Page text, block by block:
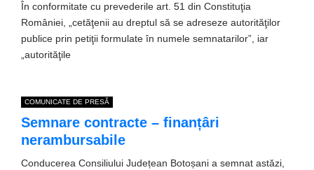
În conformitate cu prevederile art. 51 din Constituţia
României, „cetăţenii au dreptul să se adreseze autorităţilor
publice prin petiţii formulate în numele semnatarilor”, iar
„autorităţile
COMUNICATE DE PRESĂ
Semnare contracte – finanțâri
nerambursabile
Conducerea Consiliului Județean Botoșani a semnat astăzi,